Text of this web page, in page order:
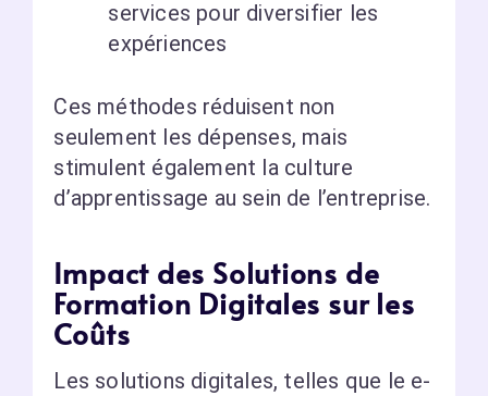
services pour diversifier les
expériences
Ces méthodes réduisent non
seulement les dépenses, mais
stimulent également la culture
d’apprentissage au sein de l’entreprise.
Impact des Solutions de
Formation Digitales sur les
Coûts
Les solutions digitales, telles que le e-